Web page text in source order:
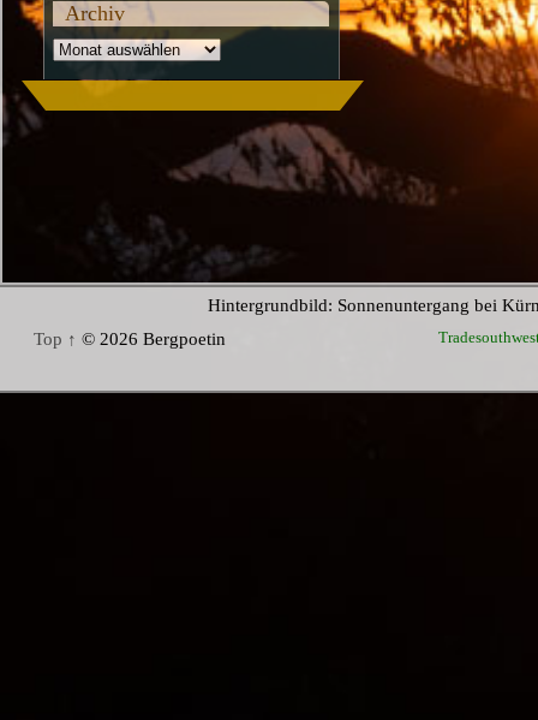
Archiv
Archiv
Hintergrundbild: Sonnenuntergang bei
Top ↑ © 2026 Bergpoetin